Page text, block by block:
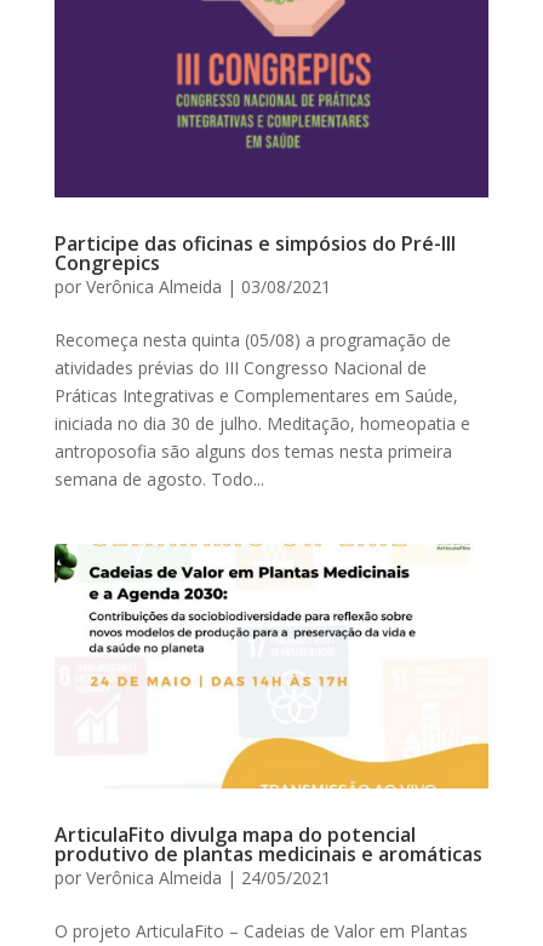
Participe das oficinas e simpósios do Pré-III
Congrepics
por Verônica Almeida | 03/08/2021
Recomeça nesta quinta (05/08) a programação de
atividades prévias do III Congresso Nacional de
Práticas Integrativas e Complementares em Saúde,
iniciada no dia 30 de julho. Meditação, homeopatia e
antroposofia são alguns dos temas nesta primeira
semana de agosto. Todo...
ArticulaFito divulga mapa do potencial
produtivo de plantas medicinais e aromáticas
por Verônica Almeida | 24/05/2021
O projeto ArticulaFito – Cadeias de Valor em Plantas